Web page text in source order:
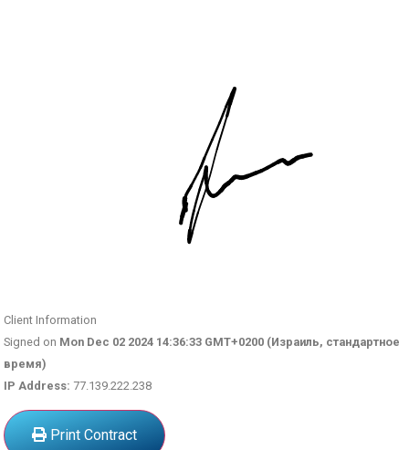
Client Information
Signed on Mon Dec 02 2024 14:36:33 GMT+0200 (Израиль, стандартное
время)
IP Address: 77.139.222.238
Print Contract